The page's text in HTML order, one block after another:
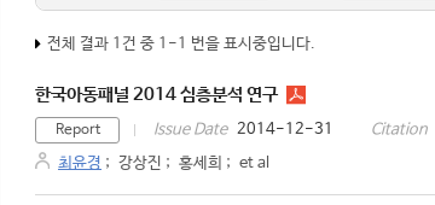
전체 결과 1건 중 1-1 번을 표시중입니다.
한국아동패널 2014 심층분석 연구
Report Issue Date 2014-12-31 Citation
최윤경 ; 강상진 ; 홍세희 ; et al